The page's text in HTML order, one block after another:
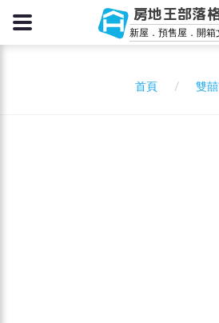
房地王部落
新屋．預售屋．開箱
首頁 雙